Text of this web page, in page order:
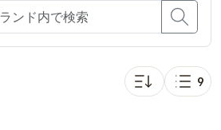
並び替え: 人気順
表示
9